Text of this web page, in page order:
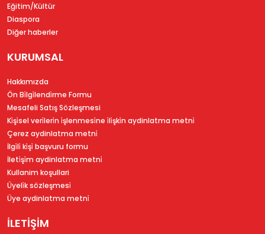
Eğitim/Kültür
Diaspora
Diğer haberler
KURUMSAL
Hakkımızda
Ön Bi̇lgi̇lendi̇rme Formu
Mesafeli Satış Sözleşmesi
Ki̇şi̇sel veri̇leri̇n i̇şlenmesi̇ne i̇li̇şki̇n aydinlatma metni̇
Çerez aydinlatma metni̇
İlgi̇li̇ ki̇şi̇ başvuru formu
İleti̇şi̇m aydinlatma metni̇
Kullanim koşullari
Üyeli̇k sözleşmesi̇
Üye aydinlatma metni̇
İLETİŞİM